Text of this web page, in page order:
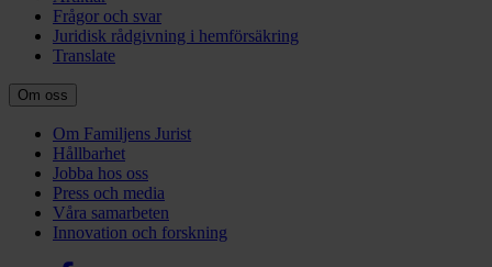
Frågor och svar
Juridisk rådgivning i hemförsäkring
Translate
Om oss
Om Familjens Jurist
Hållbarhet
Jobba hos oss
Press och media
Våra samarbeten
Innovation och forskning